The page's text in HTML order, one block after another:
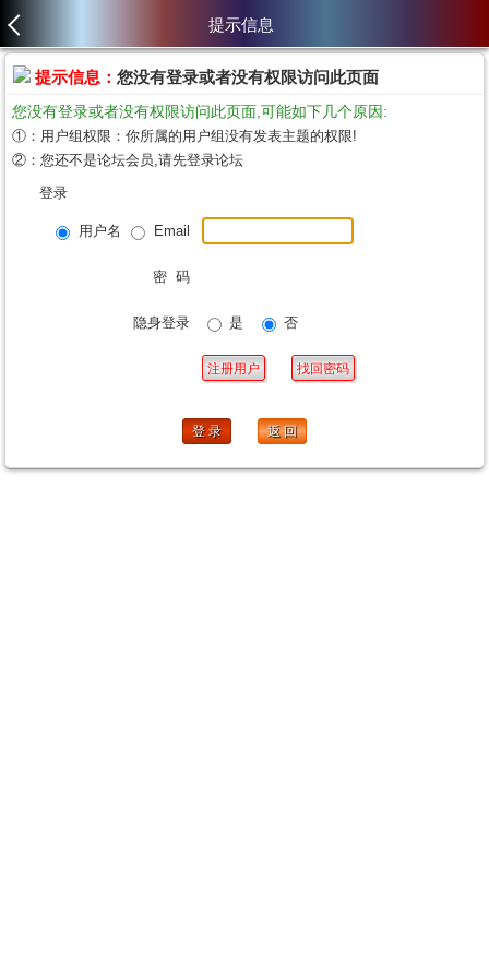
提示信息
提示信息： 您没有登录或者没有权限访问此页面
您没有登录或者没有权限访问此页面,可能如下几个原因:
①：用户组权限：你所属的用户组没有发表主题的权限!
②：您还不是论坛会员,请先登录论坛
登录
用户名 Email
密 码
隐身登录 是 否